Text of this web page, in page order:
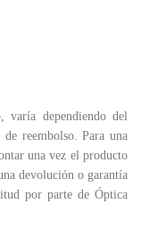
varía dependiendo del
reembolso. Para una
una vez el producto
devolución o garantía
por parte de Óptica